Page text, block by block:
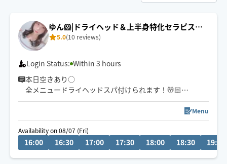
ゆん🐹‪|ドライヘッド＆上半身特化セラピスト
💆🏻‍♀️5.0(10 reviews)
Login Status: Within 3 hours
本日空きあり○
全メニュードライヘッドスパ付けられます！💆🏻
頭の疲れも一気にリセット！
タイ古式、ハンド、 ・フットリフレ、腰オイル、首肩オ
イルも施術可能です！👌´-
Menu
Availability on 08/07 (Fri)
16:00 16:30 17:00 17:30 18:00 18:30 19:00